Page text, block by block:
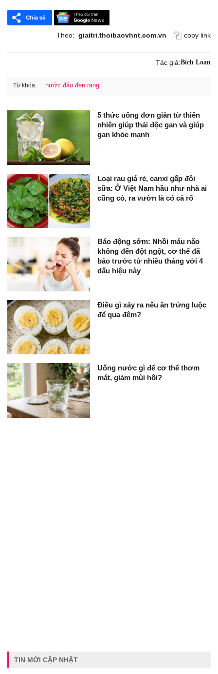
Theo: giaitri.thoibaovhnt.com.vn copy link
Tác giả:Bích Loan
Từ khóa: nước đậu đen rang
5 thức uống đơn giản từ thiên
nhiên giúp thải độc gan và giúp
gan khỏe mạnh
Loại rau giá rẻ, canxi gấp đôi
sữa: Ở Việt Nam hầu như nhà ai
cũng có, ra vườn là có cả rổ
Báo động sớm: Nhồi máu não
không đến đột ngột, cơ thể đã
báo trước từ nhiều tháng với 4
dấu hiệu này
Điều gì xảy ra nếu ăn trứng luộc
để qua đêm?
Uống nước gì để cơ thể thơm
mát, giảm mùi hôi?
TIN MỚI CẬP NHẬT